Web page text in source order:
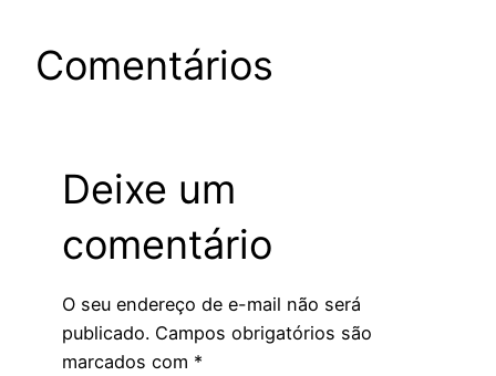
Comentários
Deixe um
comentário
O seu endereço de e-mail não será
publicado. Campos obrigatórios são
marcados com *